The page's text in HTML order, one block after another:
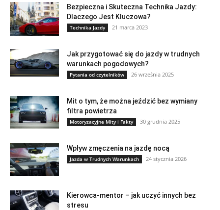
Bezpieczna i Skuteczna Technika Jazdy:
Dlaczego Jest Kluczowa?
Technika Jazdy 21 marca 2023
Jak przygotować się do jazdy w trudnych
warunkach pogodowych?
Pytania od czytelników 26 września 2025
Mit o tym, że można jeździć bez wymiany
filtra powietrza
Motoryzacyjne Mity i Fakty 30 grudnia 2025
Wpływ zmęczenia na jazdę nocą
Jazda w Trudnych Warunkach 24 stycznia 2026
Kierowca-mentor – jak uczyć innych bez
stresu